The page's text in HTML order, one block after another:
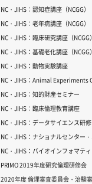
NC・JIHS：認知症講座（NCGG）
NC・JIHS：老年病講座（NCGG）
NC・JIHS：臨床研究講座（NCGG）
NC・JIHS：基礎老化講座（NCGG）
NC・JIHS：動物実験講座
NC・JIHS：Animal Experiments
NC・JIHS：知的財産セミナー
NC・JIHS：臨床倫理教育講座
NC・JIHS：データサイエンス研修
NC・JIHS：ナショナルセンター
NC・JIHS：バイオインフォマテ
PRIMO 2019年度研究倫理研修会
2020年度 倫理審査委員会・治験